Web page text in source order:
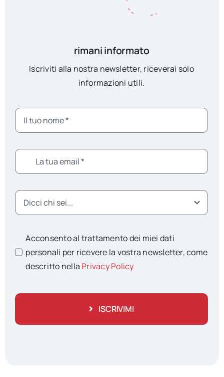
rimani informato
Iscriviti alla nostra newsletter, riceverai solo
informazioni utili.
Acconsento al trattamento dei miei dati
personali per ricevere la vostra newsletter, come
descritto nella Privacy Policy
ISCRIVIMI